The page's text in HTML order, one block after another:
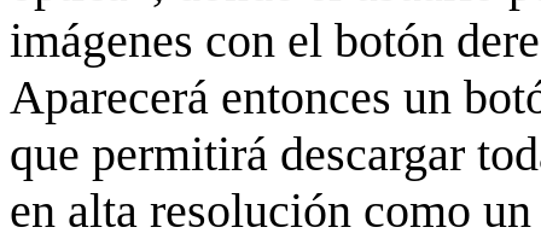
imágenes con el botón
Aparecerá entonces un
que permitirá descargar
en alta resolución como